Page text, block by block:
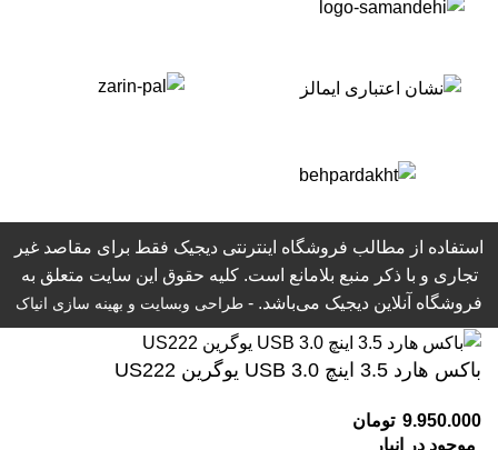
استفاده از مطالب فروشگاه اینترنتی دیجیک فقط برای مقاصد غیر
تجاری و با ذکر منبع بلامانع است. کلیه حقوق این سایت متعلق به
فروشگاه آنلاین دیجیک می‌باشد. - طراحی وبسایت و بهینه سازی انیاک
باکس هارد 3.5 اینچ USB 3.0 یوگرین US222
موجود در انبار